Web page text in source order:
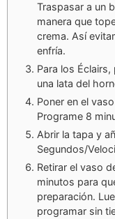
Traspasar a un
manera que
crema. Así
enfría.
Para los
una lata del
Poner en el
Programe 8
Abrir la tapa y
Segundos/
Retirar el vaso
minutos para
preparación.
programar sin